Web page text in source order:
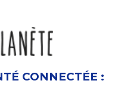
CONNECTÉE :